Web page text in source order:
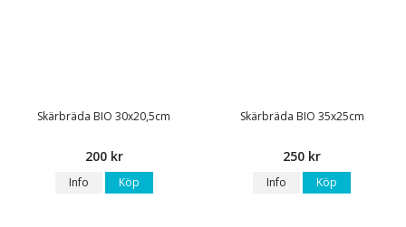
Skärbräda BIO 30x20,5cm
200 kr
Info Köp
Skärbräda BIO 35x25cm
250 kr
Info Köp